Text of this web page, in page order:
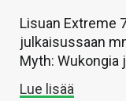
Lisuan Extreme
julkaisussaan
Myth: Wukongia
Lue lisää